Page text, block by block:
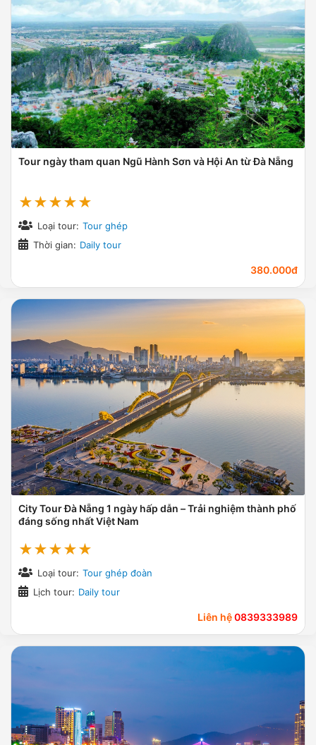
Tour ngày tham quan Ngũ Hành Sơn và Hội An từ Đà Nẵng
★★★★★
Loại tour: Tour ghép
Thời gian: Daily tour
380.000đ
City Tour Đà Nẵng 1 ngày hấp dẫn – Trải nghiệm thành phố
đáng sống nhất Việt Nam
★★★★★
Loại tour: Tour ghép đoàn
Lịch tour: Daily tour
Liên hệ0839333989